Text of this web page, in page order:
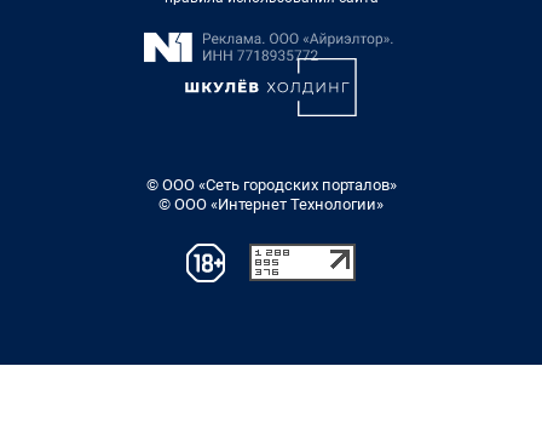
© ООО «Сеть городских порталов»
© ООО «Интернет Технологии»